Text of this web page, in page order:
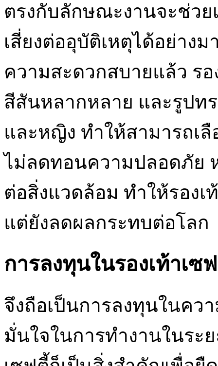
ตรงกับลักษณะงานจะช่ว
เสี่ยงต่ออุบัติเหตุได้อย่าง
ความสะดวกสบายแล้ว ร
สีสันหลากหลาย และรูปท
และหญิง ทำให้สามารถเ
ไม่ลดทอนความปลอดภัย
ต่อสิ่งแวดล้อม ทำให้รองเ
แต่ยังลดผลกระทบต่อโลก
การลงทุนในรองเท้าเ
จึงถือเป็นการลงทุนในค
มั่นใจในการทำงานในระ